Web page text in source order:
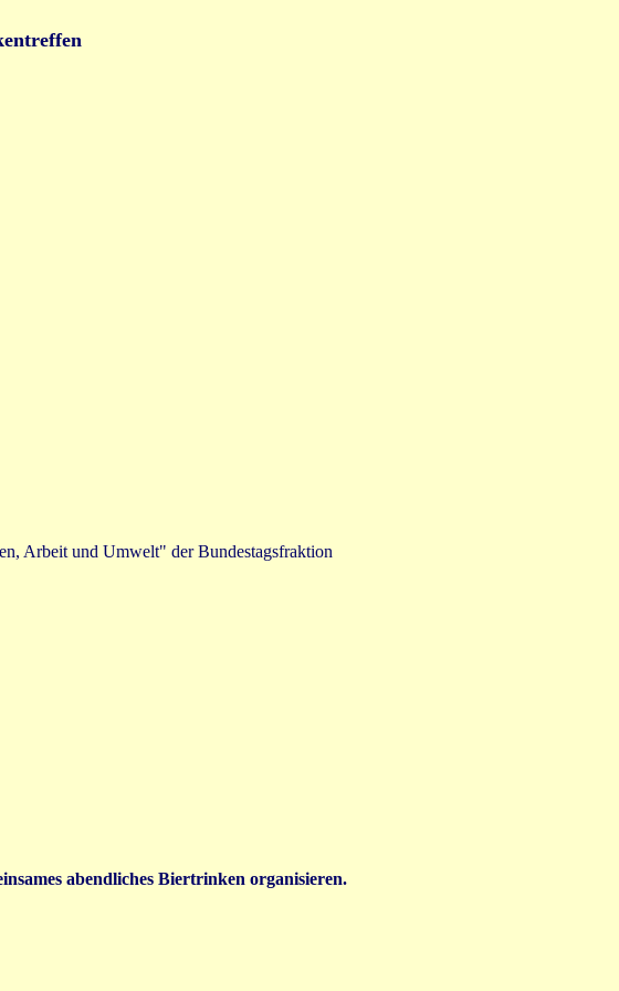
Arbeit und Umwelt" der Bundestagsfraktion
abendliches Biertrinken organisieren.